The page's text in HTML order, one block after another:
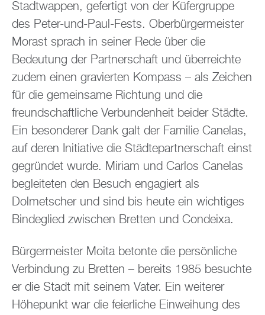
Stadtwappen, gefertigt von der Küfergruppe
des Peter-und-Paul-Fests. Oberbürgermeister
Morast sprach in seiner Rede über die
Bedeutung der Partnerschaft und überreichte
zudem einen gravierten Kompass – als Zeichen
für die gemeinsame Richtung und die
freundschaftliche Verbundenheit beider Städte.
Ein besonderer Dank galt der Familie Canelas,
auf deren Initiative die Städtepartnerschaft einst
gegründet wurde. Miriam und Carlos Canelas
begleiteten den Besuch engagiert als
Dolmetscher und sind bis heute ein wichtiges
Bindeglied zwischen Bretten und Condeixa.
Bürgermeister Moita betonte die persönliche
Verbindung zu Bretten – bereits 1985 besuchte
er die Stadt mit seinem Vater. Ein weiterer
Höhepunkt war die feierliche Einweihung des